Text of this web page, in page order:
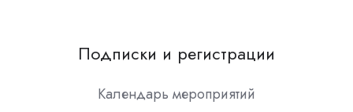
Подписки и регистрации
Календарь мероприятий